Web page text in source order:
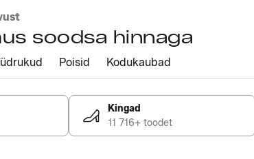
soodsa hinnaga
Poisid Kodukaubad
Kingad
11 716+ toodet